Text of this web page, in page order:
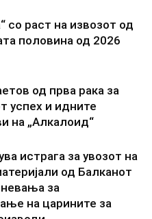
со раст на извозот од
половина од 2026
од прва рака за
успех и идните
на „Алкалоид“
истрага за увозот на
од Балканот
за
на царините за